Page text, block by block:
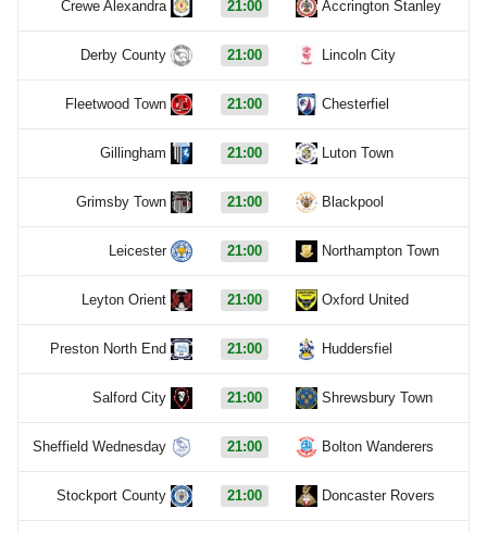
Crewe Alexandra 21:00 Accrington Stanley
Derby County 21:00 Lincoln City
Fleetwood Town 21:00 Chesterfiel
Gillingham 21:00 Luton Town
Grimsby Town 21:00 Blackpool
Leicester 21:00 Northampton Town
Leyton Orient 21:00 Oxford United
Preston North End 21:00 Huddersfiel
Salford City 21:00 Shrewsbury Town
Sheffield Wednesday 21:00 Bolton Wanderers
Stockport County 21:00 Doncaster Rovers